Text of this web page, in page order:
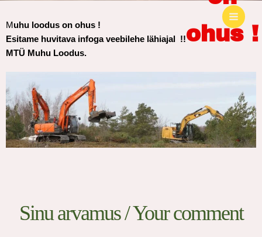
ohus !
M uhu loodus on ohus !
Esitame huvitava infoga veebilehe lähiajal !!
MTÜ Muhu Loodus.
Sinu arvamus / Your comment